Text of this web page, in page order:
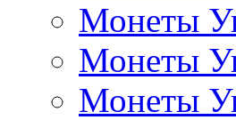
Монеты
Монеты
Монеты